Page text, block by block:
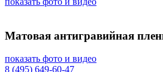
Матовая антигравийная
показать фото и видео
8 (495) 649-60-47